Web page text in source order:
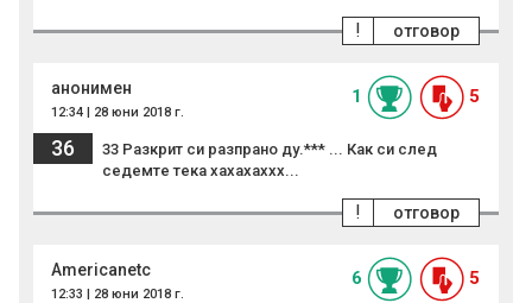
отговор
!
анонимен
12:34 | 28 юни 2018 г.
1 5
36
33 Разкрит си разпрано ду.*** ... Как си след
седемте тека хахахаххх...
отговор
!
Americanetc
12:33 | 28 юни 2018 г.
6 5